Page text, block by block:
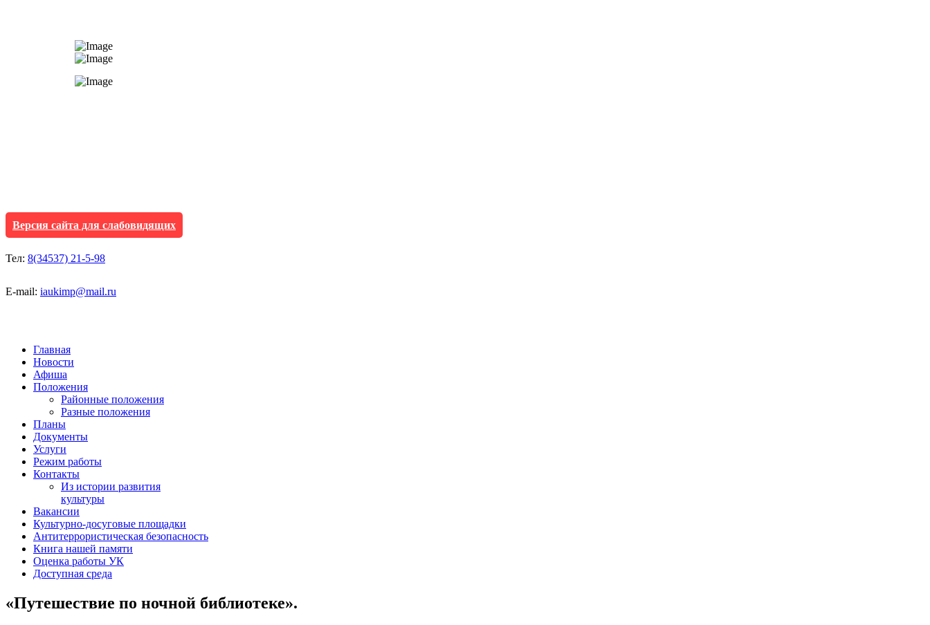
Версия сайта для слабовидящих
Тел: 8(34537) 21-5-98
E-mail: iaukimp@mail.ru
Главная
Новости
Афиша
Положения
Районные положения
Разные положения
Планы
Документы
Услуги
Режим работы
Контакты
Из истории развития
культуры
Вакансии
Культурно-досуговые площадки
Антитеррористическая безопасность
Книга нашей памяти
Оценка работы УК
Доступная среда
«Путешествие по ночной библиотеке».